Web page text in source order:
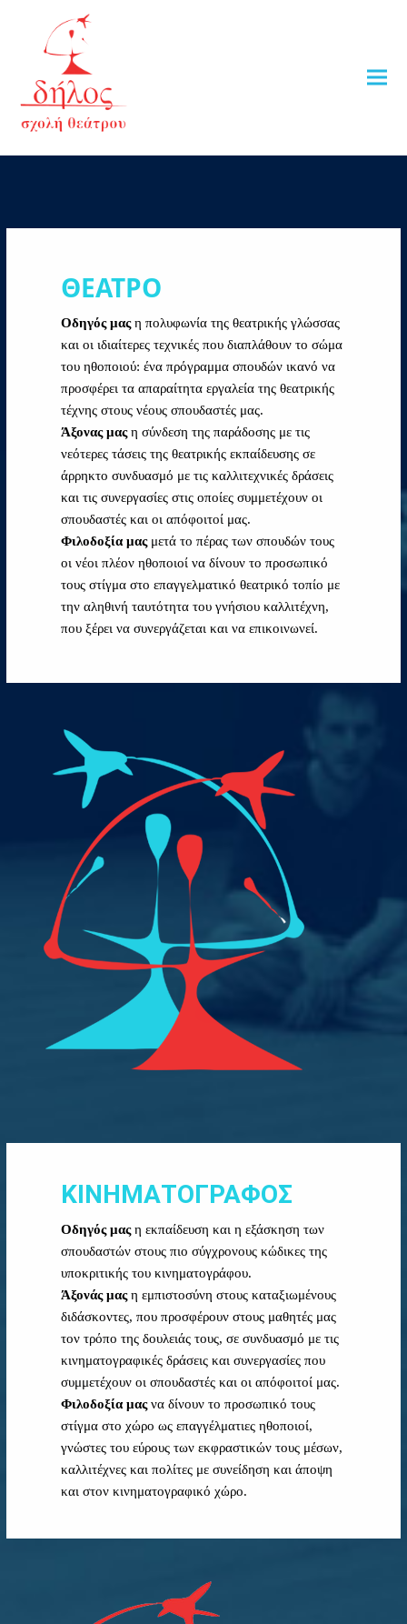
ΘΕΑΤΡΟ
Οδηγός μαςη πολυφωνία της θεατρικής γλώσσας
και οι ιδιαίτερες τεχνικές που διαπλάθουν το σώμα
του ηθοποιού: ένα πρόγραμμα σπουδών ικανό να
προσφέρει τα απαραίτητα εργαλεία της θεατρικής
τέχνης στους νέους σπουδαστές μας.
Άξονας μαςη σύνδεση της παράδοσης με τις
νεότερες τάσεις της θεατρικής εκπαίδευσης σε
άρρηκτο συνδυασμό με τις καλλιτεχνικές δράσεις
και τις συνεργασίες στις οποίες συμμετέχουν οι
σπουδαστές και οι απόφοιτοί μας.
Φιλοδοξία μαςμετά το πέρας των σπουδών τους
οι νέοι πλέον ηθοποιοί να δίνουν το προσωπικό
τους στίγμα στο επαγγελματικό θεατρικό τοπίο με
την αληθινή ταυτότητα του γνήσιου καλλιτέχνη,
που ξέρει να συνεργάζεται και να επικοινωνεί.
ΚΙΝΗΜΑΤΟΓΡΑΦΟΣ
Οδηγός μαςη εκπαίδευση και η εξάσκηση των
σπουδαστών στους πιο σύγχρονους κώδικες της
υποκριτικής του κινηματογράφου.
Άξονάς μαςη εμπιστοσύνη στους καταξιωμένους
διδάσκοντες, που προσφέρουν στους μαθητές μας
τον τρόπο της δουλειάς τους, σε συνδυασμό με τις
κινηματογραφικές δράσεις και συνεργασίες που
συμμετέχουν οι σπουδαστές και οι απόφοιτοί μας.
Φιλοδοξία μαςνα δίνουν το προσωπικό τους
στίγμα στο χώρο ως επαγγέλματιες ηθοποιοί,
γνώστες του εύρους των εκφραστικών τους μέσων,
καλλιτέχνες και πολίτες με συνείδηση και άποψη
και στον κινηματογραφικό χώρο.